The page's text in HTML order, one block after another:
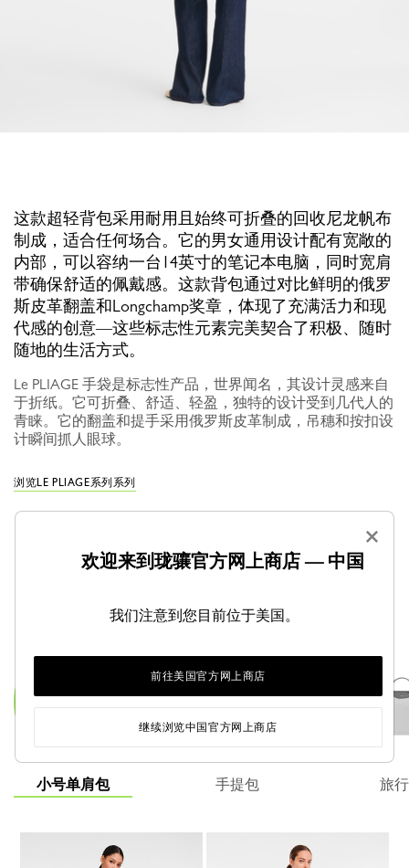
这款超轻背包采用耐用且始终可折叠的回收尼龙帆布
制成，适合任何场合。它的男女通用设计配有宽敞的
内部，可以容纳一台14英寸的笔记本电脑，同时宽肩
带确保舒适的佩戴感。这款背包通过对比鲜明的俄罗
斯皮革翻盖和Longchamp奖章，体现了充满活力和现
代感的创意—这些标志性元素完美契合了积极、随时
随地的生活方式。
Le PLIAGE 手袋是标志性产品，世界闻名，其设计灵感来自
于折纸。它可折叠、舒适、轻盈，独特的设计受到几代人的
青睐。它的翻盖和提手采用俄罗斯皮革制成，吊穗和按扣设
计瞬间抓人眼球。
浏览LE PLIAGE系列系列
小号单肩包 手提包 旅
×
欢迎来到珑骧官方网上商店 — 中国
我们注意到您目前位于美国。
前往美国官方网上商店
继续浏览中国官方网上商店